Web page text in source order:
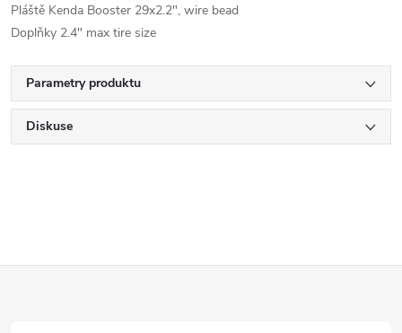
Pláště Kenda Booster 29x2.2", wire bead
Doplňky 2.4" max tire size
Parametry produktu
Diskuse